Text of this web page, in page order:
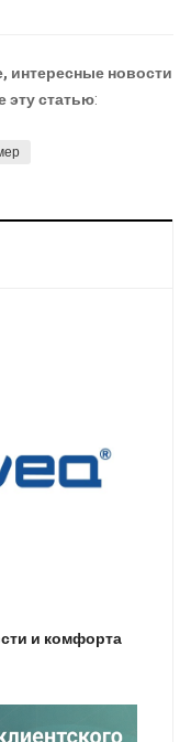
интересные новости
эту статью:
и комфорта